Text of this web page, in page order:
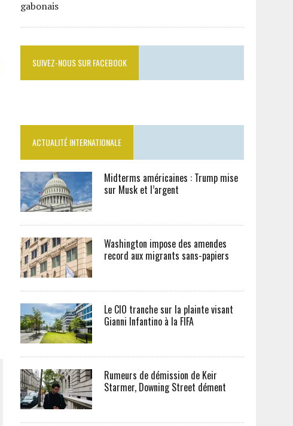
SUIVEZ-NOUS SUR FACEBOOK
ACTUALITÉ INTERNATIONALE
Midterms américaines : Trump mise
sur Musk et l’argent
Washington impose des amendes
record aux migrants sans-papiers
Le CIO tranche sur la plainte visant
Gianni Infantino à la FIFA
Rumeurs de démission de Keir
Starmer, Downing Street dément